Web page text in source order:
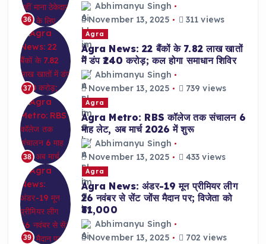
36
Abhimanyu Singh
November 13, 2025
311 views
37
Agra
Agra News: 22 बैंकों के 7.82 लाख खातों
में डंप ₹240 करोड़; कल होगा समाधान शिविर
Abhimanyu Singh
November 13, 2025
739 views
38
Agra
Agra Metro: RBS कॉलेज तक संचालन 6
माह लेट, अब मार्च 2026 में शुरू
Abhimanyu Singh
November 13, 2025
433 views
39
Agra
Agra News: अंडर-19 मून प्रीमियर लीग
26 नवंबर से सेंट जोंस मैदान पर; विजेता को
₹31,000
Abhimanyu Singh
November 13, 2025
702 views